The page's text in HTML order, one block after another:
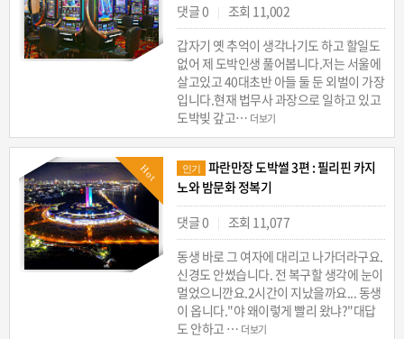
댓글 0
|
조회 11,002
갑자기 옛 추억이 생각나기도 하고 할일도
없어 제 도박인생 풀어봅니다.저는​ 서울에
살고있고 40대초반 아들 둘 둔 외벌이 가장
입니다.현재 법무사 과장으로 일하고 있고
도박빚 갚고… 더보기
Hot 인기
파란만장 도박썰 3편 : 필리핀 카지
노와 밤문화 정복기
댓글 0
|
조회 11,077
동생 바로 그 여자에 대리고 나가더라구요.
신경도 안썼습니다. 전 복구할 생각에 눈이
멀었으니깐요.2시간이 지났을까요... 동생
이 옵니다."야 왜이렇게 빨리 왔냐?"대답
도 안하고 … 더보기